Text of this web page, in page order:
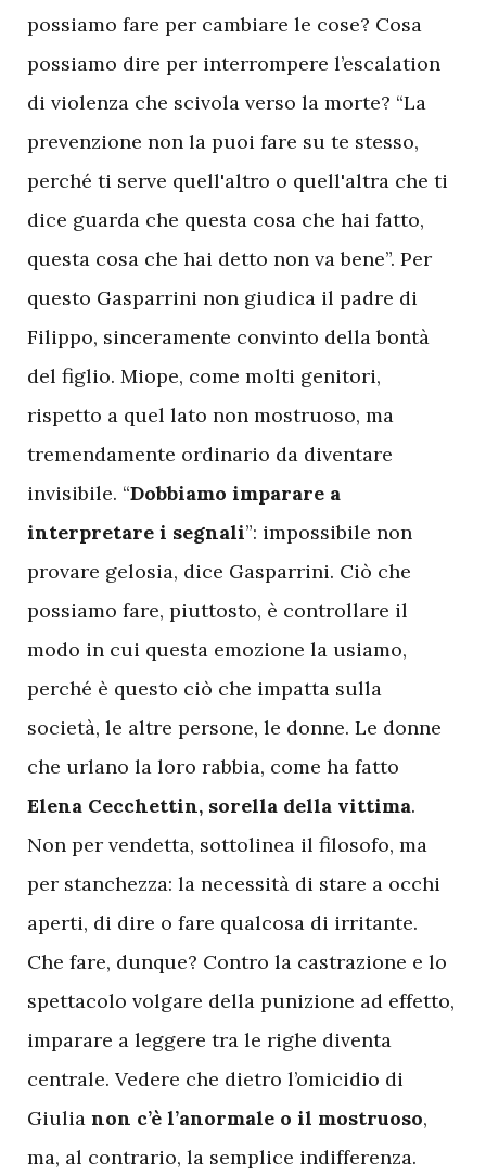
possiamo fare per cambiare le cose? Cosa
possiamo dire per interrompere l’escalation
di violenza che scivola verso la morte? “La
prevenzione non la puoi fare su te stesso,
perché ti serve quell'altro o quell'altra che ti
dice guarda che questa cosa che hai fatto,
questa cosa che hai detto non va bene”. Per
questo Gasparrini non giudica il padre di
Filippo, sinceramente convinto della bontà
del figlio. Miope, come molti genitori,
rispetto a quel lato non mostruoso, ma
tremendamente ordinario da diventare
invisibile. “Dobbiamo imparare a
interpretare i segnali”: impossibile non
provare gelosia, dice Gasparrini. Ciò che
possiamo fare, piuttosto, è controllare il
modo in cui questa emozione la usiamo,
perché è questo ciò che impatta sulla
società, le altre persone, le donne. Le donne
che urlano la loro rabbia, come ha fatto
Elena Cecchettin, sorella della vittima.
Non per vendetta, sottolinea il filosofo, ma
per stanchezza: la necessità di stare a occhi
aperti, di dire o fare qualcosa di irritante.
Che fare, dunque? Contro la castrazione e lo
spettacolo volgare della punizione ad effetto,
imparare a leggere tra le righe diventa
centrale. Vedere che dietro l’omicidio di
Giulia non c’è l’anormale o il mostruoso,
ma, al contrario, la semplice indifferenza.